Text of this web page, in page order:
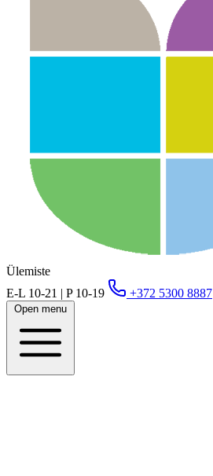
Ülemiste
E-L 10-21 | P 10-19
+372 5300 8887
Open menu